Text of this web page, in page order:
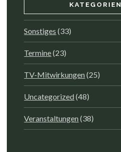
KATEGORIEN
Sonstiges (33)
Termine(23)
TV-Mitwirkungen(25)
Uncategorized(48)
Veranstaltungen(38)